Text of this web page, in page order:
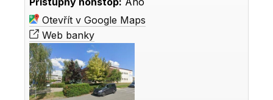
Otevřít v Google Maps
Web banky